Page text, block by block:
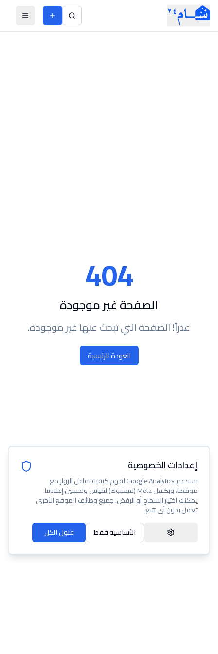
404
الصفحة غير موجودة
عذراً! الصفحة التي تبحث عنها غير موجودة.
العودة للرئيسية
إعدادات الخصوصية
نستخدم Google Analytics لفهم كيفية تفاعل الزوار مع
موقعنا، وبكسل Meta (فيسبوك) لقياس وتحسين إعلاناتنا.
يمكنك اختيار السماح أو الرفض. جميع وظائف الموقع الأخرى
تعمل بدون أي تتبع.
قبول الكل
الأساسية فقط